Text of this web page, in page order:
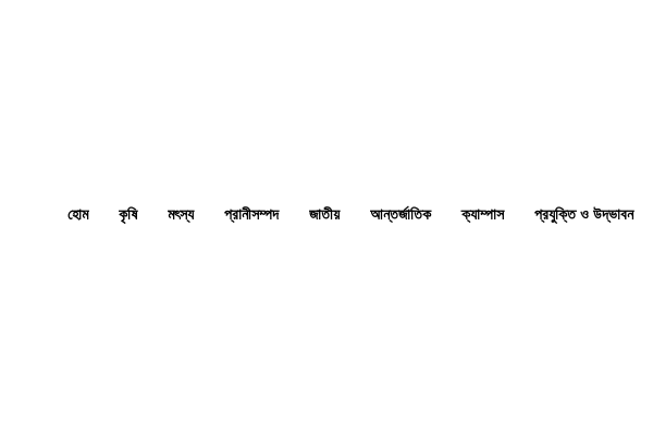
হোম কৃষি মৎস্য প্রানীসম্পদ জাতীয় আন্তর্জাতিক ক্যাম্পাস প্রযুক্তি ও উদ্ভাবন